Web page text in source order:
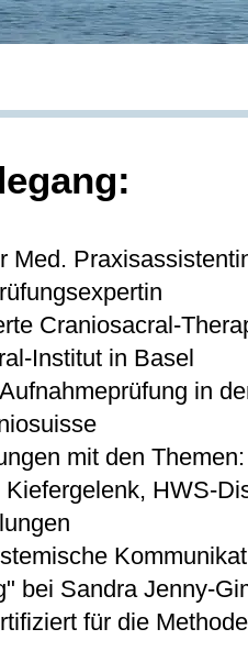
Med.
Craniosacral-
Institut in Basel
in
mit den
HWS-
bei Sandra Jenny-
für die